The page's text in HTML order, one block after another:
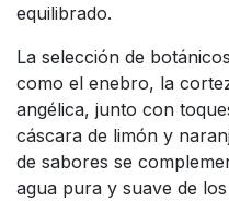
equilibrado.
La selección de
como el enebro, la
angélica, junto con
cáscara de limón y
de sabores se
agua pura y suave de